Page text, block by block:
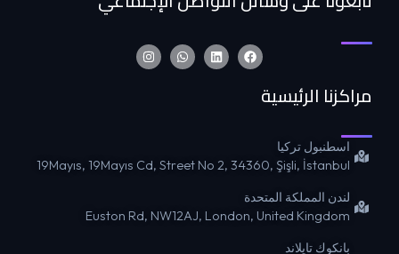
مراكزنا الرئيسية
اسطنبول تركيا
19Mayıs, 19Mayıs Cd, Street No 2, 34360, Şişli, İstanbul
لندن المملكة المتحدة
Euston Rd, NW12AJ, London, United Kingdom
بانكوك تايلاند